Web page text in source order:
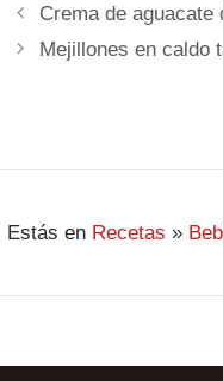
Crema de aguacate
Mejillones en caldo
Estás en Recetas »